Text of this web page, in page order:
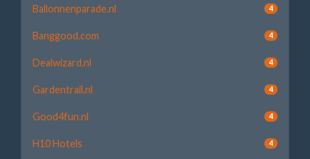
Ballonnenparade.nl 4
Banggood.com 4
Dealwizard.nl 4
Gardentrail.nl 4
Good4fun.nl 4
H10 Hotels 4